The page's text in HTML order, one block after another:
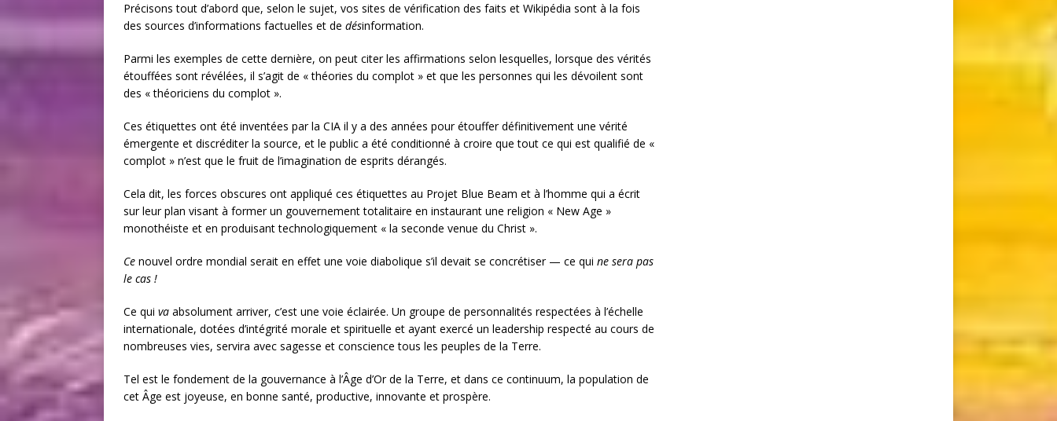
Précisons tout d’abord que, selon le sujet, vos sites de vérification des faits et Wikipédia sont à la fois
des sources d’informations factuelles et de désinformation.
Parmi les exemples de cette dernière, on peut citer les affirmations selon lesquelles, lorsque des vérités
étouffées sont révélées, il s’agit de « théories du complot » et que les personnes qui les dévoilent sont
des « théoriciens du complot ».
Ces étiquettes ont été inventées par la CIA il y a des années pour étouffer définitivement une vérité
émergente et discréditer la source, et le public a été conditionné à croire que tout ce qui est qualifié de «
complot » n’est que le fruit de l’imagination de esprits dérangés.
Cela dit, les forces obscures ont appliqué ces étiquettes au Projet Blue Beam et à l’homme qui a écrit
sur leur plan visant à former un gouvernement totalitaire en instaurant une religion « New Age »
monothéiste et en produisant technologiquement « la seconde venue du Christ ».
Ce nouvel ordre mondial serait en effet une voie diabolique s’il devait se concrétiser — ce qui ne sera pas
le cas !
Ce qui va absolument arriver, c’est une voie éclairée. Un groupe de personnalités respectées à l’échelle
internationale, dotées d’intégrité morale et spirituelle et ayant exercé un leadership respecté au cours de
nombreuses vies, servira avec sagesse et conscience tous les peuples de la Terre.
Tel est le fondement de la gouvernance à l’Âge d’Or de la Terre, et dans ce continuum, la population de
cet Âge est joyeuse, en bonne santé, productive, innovante et prospère.